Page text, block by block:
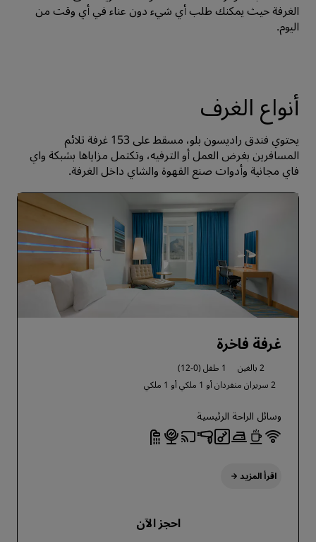
الغرفة حيث يمكنك طلب أي شيء دون عناء في أي وقت من
اليوم.
أنواع الغرف
يحتوي فندق راديسون بلو، مسقط على 153 غرفة تلائم
المسافرين بغرض العمل أو الترفيه، وتكتمل مزاياها بشبكة واي
فاي مجانية وأدوات صنع القهوة والشاي داخل الغرفة.
غرفة فاخرة
2 بالغين
1 طفل (0-12)
2 سريران منفردان أو
1 ملكي أو 1 ملكي
وسائل الراحة الرئيسية
اقرأ المزيد
احجز الآن